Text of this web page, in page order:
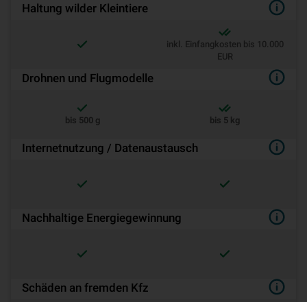
Haltung wilder Kleintiere
inkl. Einfangkosten bis 10.000
EUR
Drohnen und Flugmodelle
bis 500 g bis 5 kg
Internetnutzung / Datenaustausch
Nachhaltige Energiegewinnung
Schäden an fremden Kfz